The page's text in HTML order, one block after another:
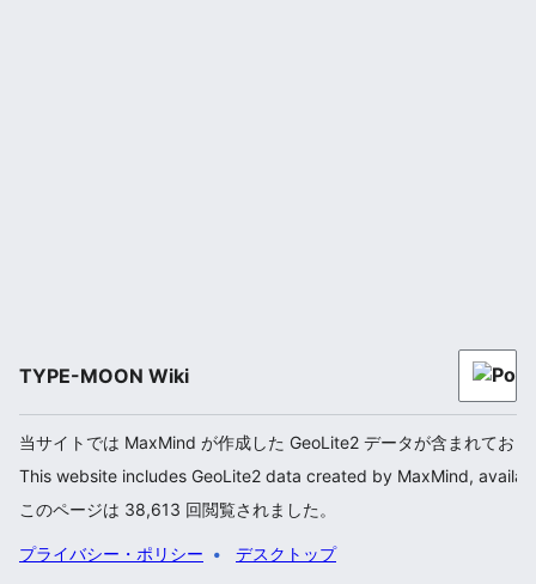
TYPE-MOON Wiki
当サイトでは MaxMind が作成した GeoLite2 データが含まれてお
This website includes GeoLite2 data created by MaxMind,
このページは 38,613 回閲覧されました。
プライバシー・ポリシー デスクトップ